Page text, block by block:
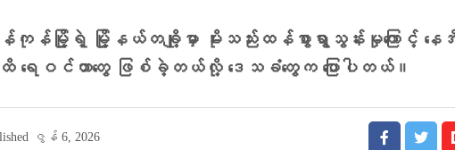
ကုန်မြို့ရဲ့ မြို့နယ်‌တချို့မှာ မိုးသည်းထန်စွာရွာသွန်းမှုကြောင့် နေ
ရေဝင်တာတွေ ဖြစ်ခဲ့တယ်လို့ ဒေသခံတွေက ပြောပါတယ်။
ဇွန် 6, 2026